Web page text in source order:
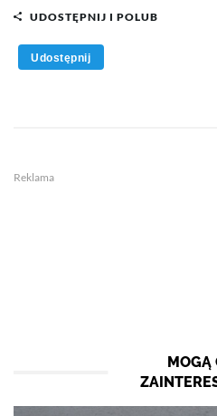
UDOSTĘPNIJ I POLUB
Udostępnij
Reklama
MOGĄ